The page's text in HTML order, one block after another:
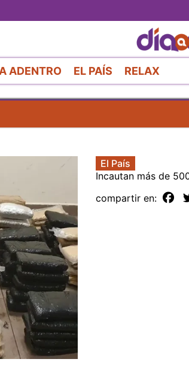
ADENTRO EL PAÍS RELAX
El País
Incautan más de
compartir en: